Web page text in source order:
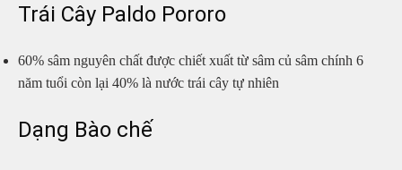
Trái Cây Paldo Pororo
60% sâm nguyên chất được chiết xuất từ sâm củ sâm chính 6
năm tuổi còn lại 40% là nước trái cây tự nhiên
Dạng Bào chế